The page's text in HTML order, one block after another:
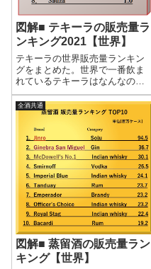
図解■ テキーラの販売量ラ
ンキング2021【世界】
テキーラの世界販売量ランキン
グをまとめた。世界で一番飲ま
れているテキーラはなんなの
か。ドン・フリオ？パトロン？
サウザ？クエルボ？その答えが
ここでわかる！さらに各ブラン
ドの販売量推移をグラスにした
ので、急上昇中のブランドも知
ることができる。
全酒共通
図解■ 蒸留酒の販売量ラン
キング【世界】